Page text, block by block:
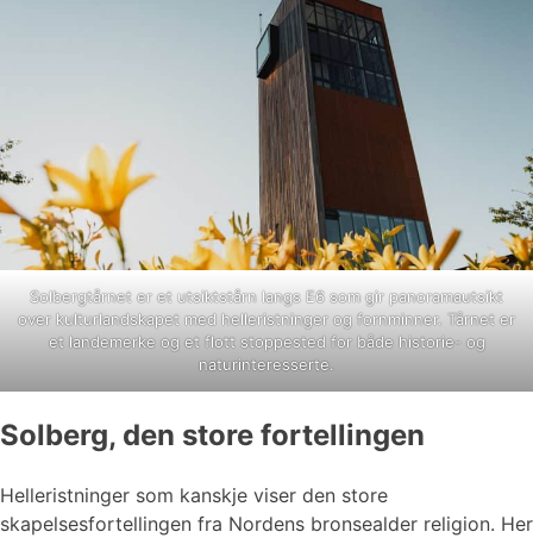
Solbergtårnet er et utsiktstårn langs E6 som gir panoramautsikt
over kulturlandskapet med helleristninger og fornminner. Tårnet er
et landemerke og et flott stoppested for både historie- og
naturinteresserte.
Solberg, den store fortellingen
Helleristninger som kanskje viser den store
skapelsesfortellingen fra Nordens bronsealder religion. Her